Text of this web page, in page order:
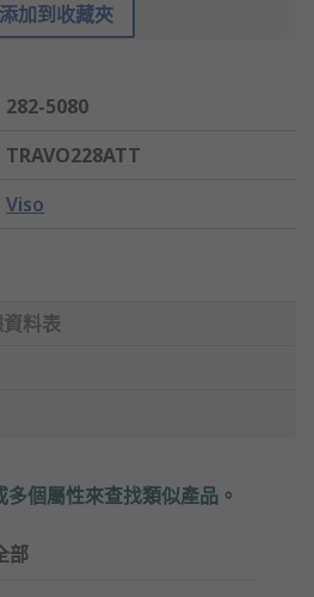
加到收藏夾
282-5080
TRAVO228ATT
Viso
料表
個屬性來查找類似產品。
部